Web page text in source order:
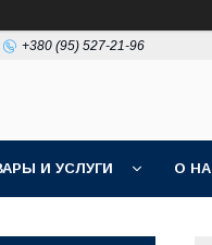
+380 (95) 527-21-96
И УСЛУГИ О